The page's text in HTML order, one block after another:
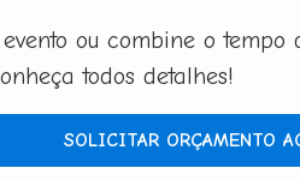
ou combine o tempo
todos detalhes!
SOLICITAR ORÇAMENTO